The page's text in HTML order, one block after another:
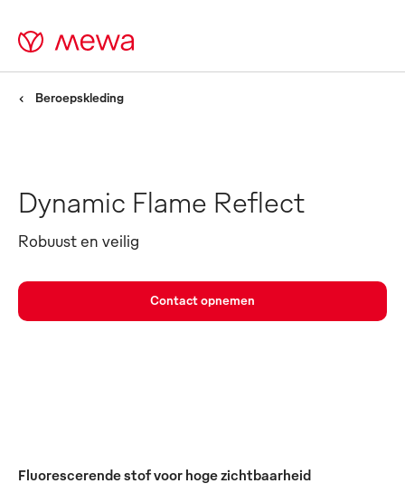
Beroepskleding
Dynamic Flame Reflect
Robuust en veilig
Contact opnemen
Fluorescerende stof voor hoge zichtbaarheid